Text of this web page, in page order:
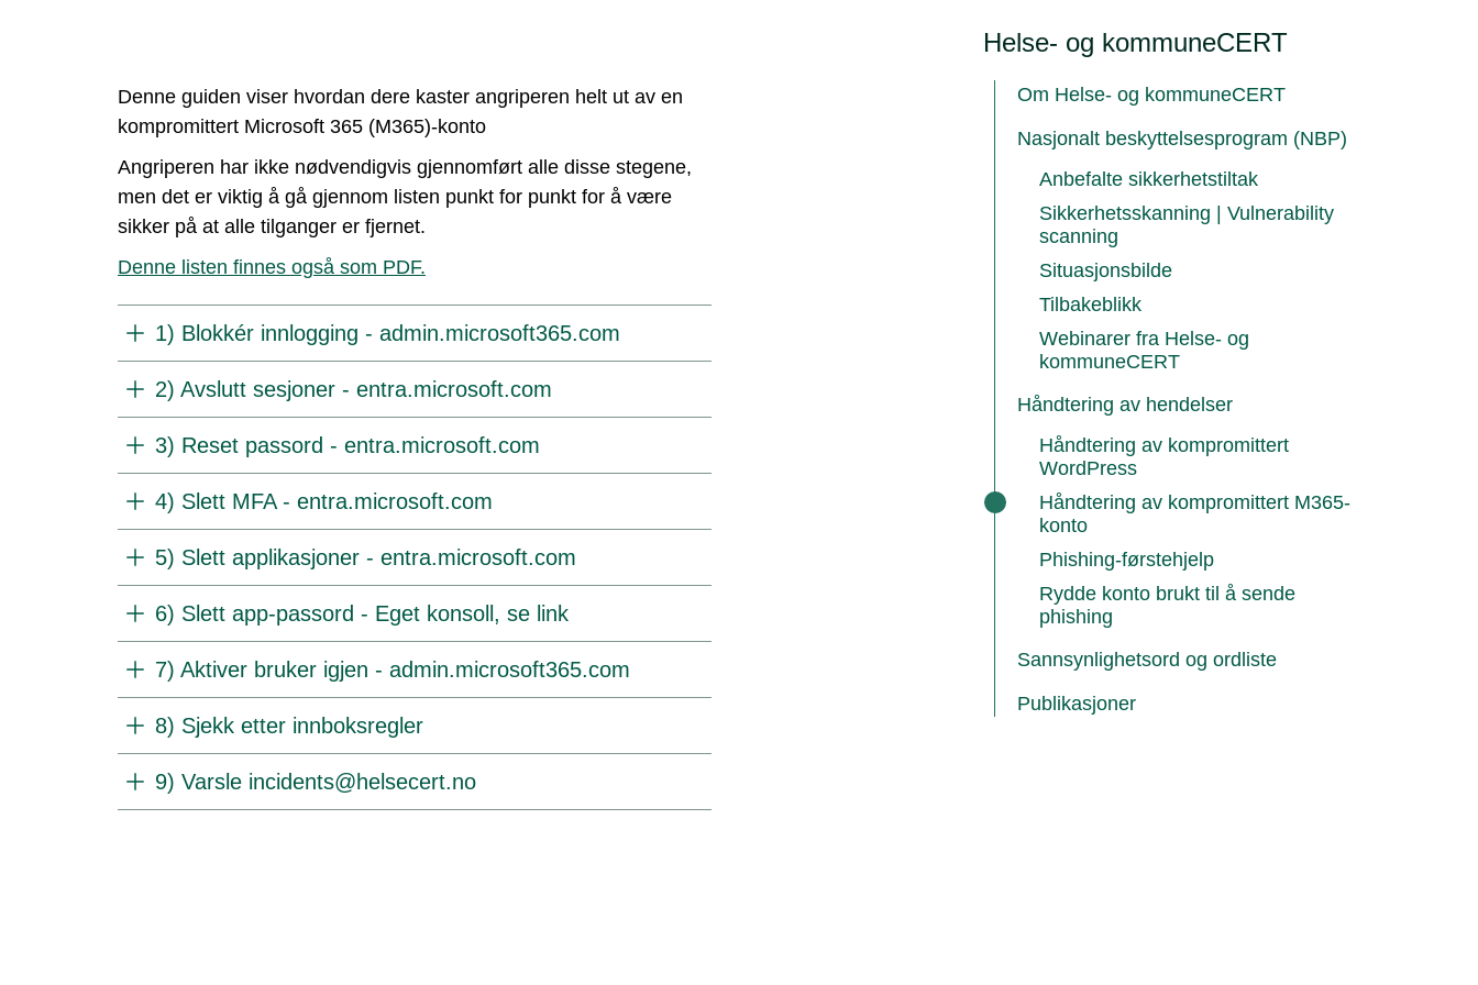
Denne guiden viser hvordan dere kaster angriperen helt ut av en
kompromittert Microsoft 365 (M365)-konto
Angriperen har ikke nødvendigvis gjennomført alle disse stegene,
men det er viktig å gå gjennom listen punkt for punkt for å være
sikker på at alle tilganger er fjernet.
Denne listen finnes også som PDF.
1) Blokkér innlogging - admin.microsoft365.com
2) Avslutt sesjoner - entra.microsoft.com
3) Reset passord - entra.microsoft.com
4) Slett MFA - entra.microsoft.com
5) Slett applikasjoner - entra.microsoft.com
6) Slett app-passord - Eget konsoll, se link
7) Aktiver bruker igjen - admin.microsoft365.com
8) Sjekk etter innboksregler
9) Varsle incidents@helsecert.no
Helse- og kommuneCERT
Om Helse- og kommuneCERT
Nasjonalt beskyttelsesprogram (NBP)
Anbefalte sikkerhetstiltak
Sikkerhetsskanning | Vulnerability
scanning
Situasjonsbilde
Tilbakeblikk
Webinarer fra Helse- og
kommuneCERT
Håndtering av hendelser
Håndtering av kompromittert
WordPress
Håndtering av kompromittert M365-
konto
Phishing-førstehjelp
Rydde konto brukt til å sende
phishing
Sannsynlighetsord og ordliste
Publikasjoner